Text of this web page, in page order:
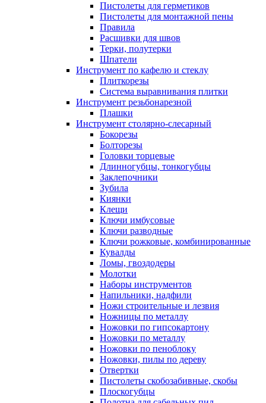
Пистолеты для герметиков
Пистолеты для монтажной пены
Правила
Расшивки для швов
Терки, полутерки
Шпатели
Инструмент по кафелю и стеклу
Плиткорезы
Система выравнивания плитки
Инструмент резьбонарезной
Плашки
Инструмент столярно-слесарный
Бокорезы
Болторезы
Головки торцевые
Длинногубцы, тонкогубцы
Заклепочники
Зубила
Киянки
Клещи
Ключи имбусовые
Ключи разводные
Ключи рожковые, комбинированные
Кувалды
Ломы, гвоздодеры
Молотки
Наборы инструментов
Напильники, надфили
Ножи строительные и лезвия
Ножницы по металлу
Ножовки по гипсокартону
Ножовки по металлу
Ножовки по пеноблоку
Ножовки, пилы по дереву
Отвертки
Пистолеты скобозабивные, скобы
Плоскогубцы